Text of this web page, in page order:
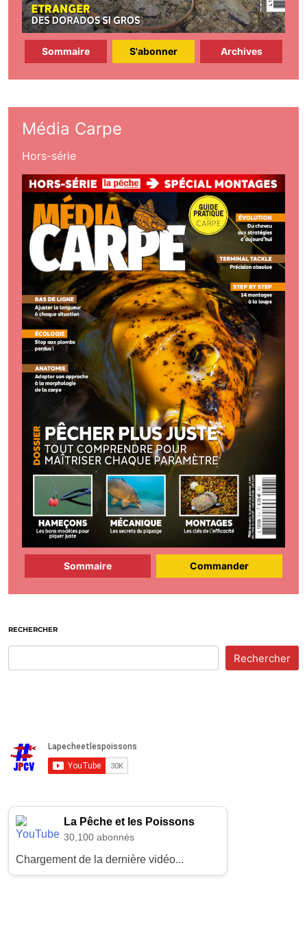
Sommaire S'abonner Archives
Média Carpe
Hors-série
Sommaire Commander
RECHERCHER
Rechercher
La Pêche et les Poissons
30,100 abonnés
Chargement de la dernière vidéo...